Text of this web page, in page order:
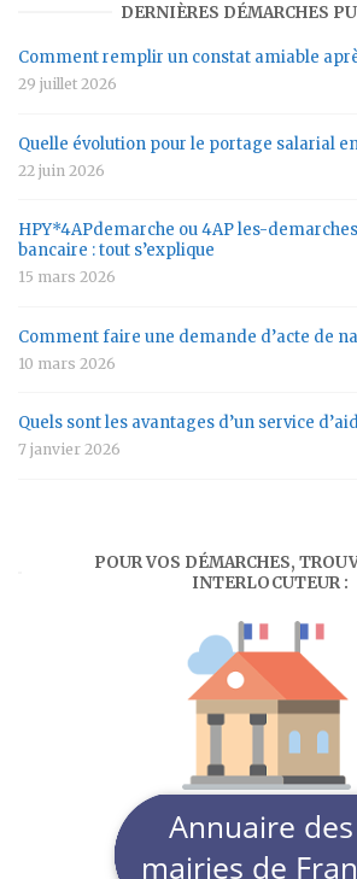
DERNIÈRES DÉMARCHES
Comment remplir un constat amiable
29 juillet 2026
Quelle évolution pour le portage salarial
22 juin 2026
HPY*4APdemarche ou 4AP les-
bancaire : tout s’explique
15 mars 2026
Comment faire une demande d’acte de
10 mars 2026
Quels sont les avantages d’un service
7 janvier 2026
POUR VOS DÉMARCHES,
INTERLOCUTEUR :